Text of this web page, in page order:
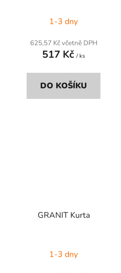
1-3 dny
625,57 Kč včetně DPH
517 Kč / ks
DO KOŠÍKU
GRANIT Kurta
1-3 dny